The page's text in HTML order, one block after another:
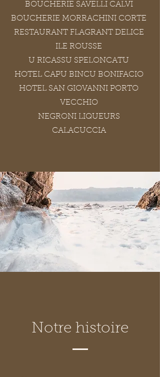
BOUCHERIE SAVELLI CALVI
BOUCHERIE MORRACHINI CORTE
RESTAURANT FLAGRANT DELICE
ILE ROUSSE
U RICASSU SPELONCATU
HOTEL CAPU BINCU BONIFACIO
HOTEL SAN GIOVANNI PORTO
VECCHIO
NEGRONI LIQUEURS
CALACUCCIA
Notre histoire